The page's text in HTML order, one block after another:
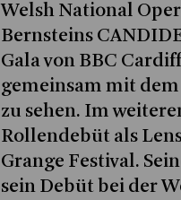
Welsh National
Bernsteins
Gala von BBC
gemeinsam mit
zu sehen. Im
Rollendebüt als
Grange Festival.
sein Debüt bei der